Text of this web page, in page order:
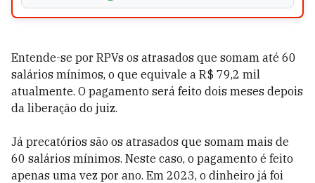
Entende-se por RPVs os atrasados que somam até 60
salários mínimos, o que equivale a R$ 79,2 mil
atualmente. O pagamento será feito dois meses depois
da liberação do juiz.
Já precatórios são os atrasados que somam mais de
60 salários mínimos. Neste caso, o pagamento é feito
apenas uma vez por ano. Em 2023, o dinheiro já foi